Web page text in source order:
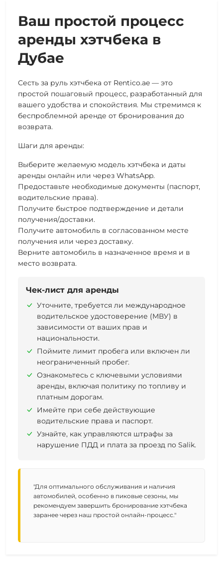
Ваш простой процесс
аренды хэтчбека в
Дубае
Сесть за руль хэтчбека от Rentico.ae — это
простой пошаговый процесс, разработанный для
вашего удобства и спокойствия. Мы стремимся к
беспроблемной аренде от бронирования до
возврата.
Шаги для аренды:
Выберите желаемую модель хэтчбека и даты
аренды онлайн или через WhatsApp.
Предоставьте необходимые документы (паспорт,
водительские права).
Получите быстрое подтверждение и детали
получения/доставки.
Получите автомобиль в согласованном месте
получения или через доставку.
Верните автомобиль в назначенное время и в
место возврата.
Чек-лист для аренды
Уточните, требуется ли международное
водительское удостоверение (МВУ) в
зависимости от ваших прав и
национальности.
Поймите лимит пробега или включен ли
неограниченный пробег.
Ознакомьтесь с ключевыми условиями
аренды, включая политику по топливу и
платным дорогам.
Имейте при себе действующие
водительские права и паспорт.
Узнайте, как управляются штрафы за
нарушение ПДД и плата за проезд по Salik.
"Для оптимального обслуживания и наличия
автомобилей, особенно в пиковые сезоны, мы
рекомендуем завершить бронирование хэтчбека
заранее через наш простой онлайн-процесс."